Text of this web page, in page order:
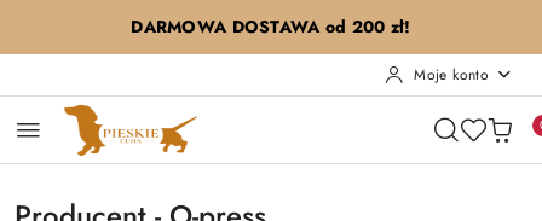
Przejdź do treści głównej
Przejdź do wyszukiwarki
Przejdź do moje konto
Przejdź do menu głównego
Przejdź do stopkiDARMOWA DOSTAWA od 200 zł!
Moje konto